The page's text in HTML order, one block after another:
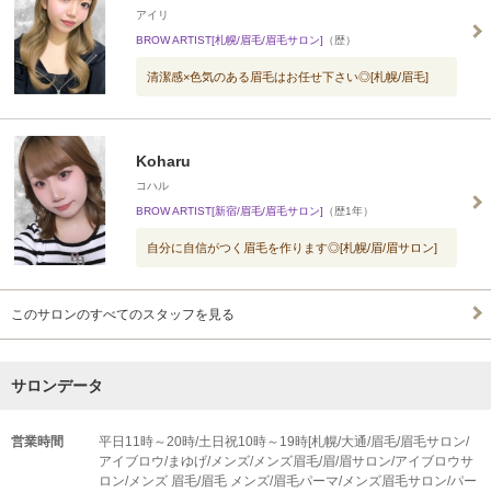
アイリ
BROW ARTIST[札幌/眉毛/眉毛サロン] （歴）
清潔感×色気のある眉毛はお任せ下さい◎[札幌/眉毛]
Koharu
コハル
BROW ARTIST[新宿/眉毛/眉毛サロン] （歴1年）
自分に自信がつく眉毛を作ります◎[札幌/眉/眉サロン]
このサロンのすべてのスタッフを見る
サロンデータ
営業時間
平日11時～20時/土日祝10時～19時[札幌/大通/眉毛/眉毛サロン/
アイブロウ/まゆげ/メンズ/メンズ眉毛/眉/眉サロン/アイブロウサ
ロン/メンズ 眉毛/眉毛 メンズ/眉毛パーマ/メンズ眉毛サロン/パー